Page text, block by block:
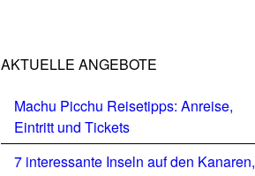
AKTUELLE ANGEBOTE
Machu Picchu Reisetipps: Anreise,
Eintritt und Tickets
7 interessante Inseln auf den Kanaren,